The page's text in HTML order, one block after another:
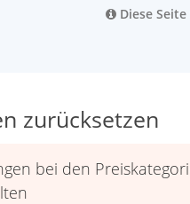
Diese
zurücksetzen
bei den